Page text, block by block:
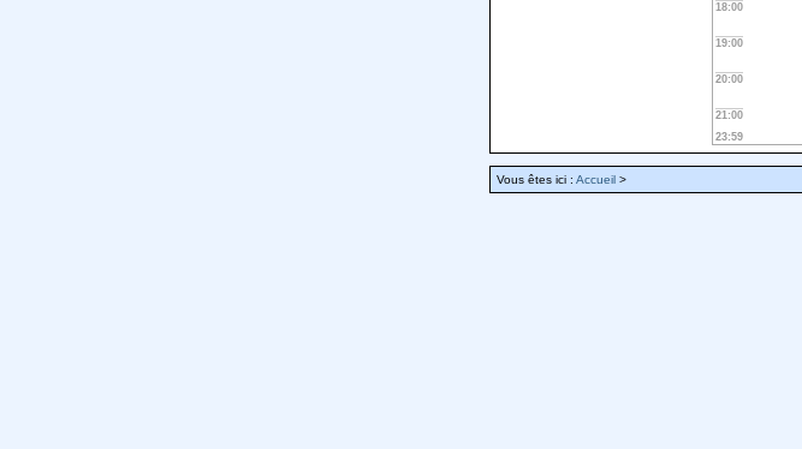
18:00
19:00
20:00
21:00
23:59
Vous êtes ici : Accueil >